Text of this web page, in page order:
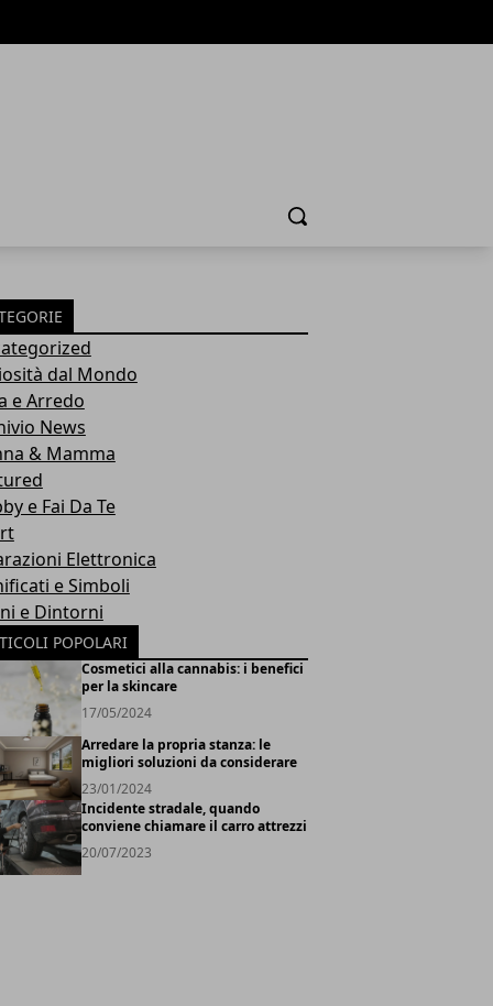
Cerca
dal Mondo
e Arredo
News
& Mamma
e Fai Da Te
Elettronica
e Simboli
e Dintorni
POPOLARI
Cosmetici alla cannabis: i benefici
per la skincare
17/05/2024
Arredare la propria stanza: le
migliori soluzioni da considerare
23/01/2024
Incidente stradale, quando
conviene chiamare il carro attrezzi
20/07/2023